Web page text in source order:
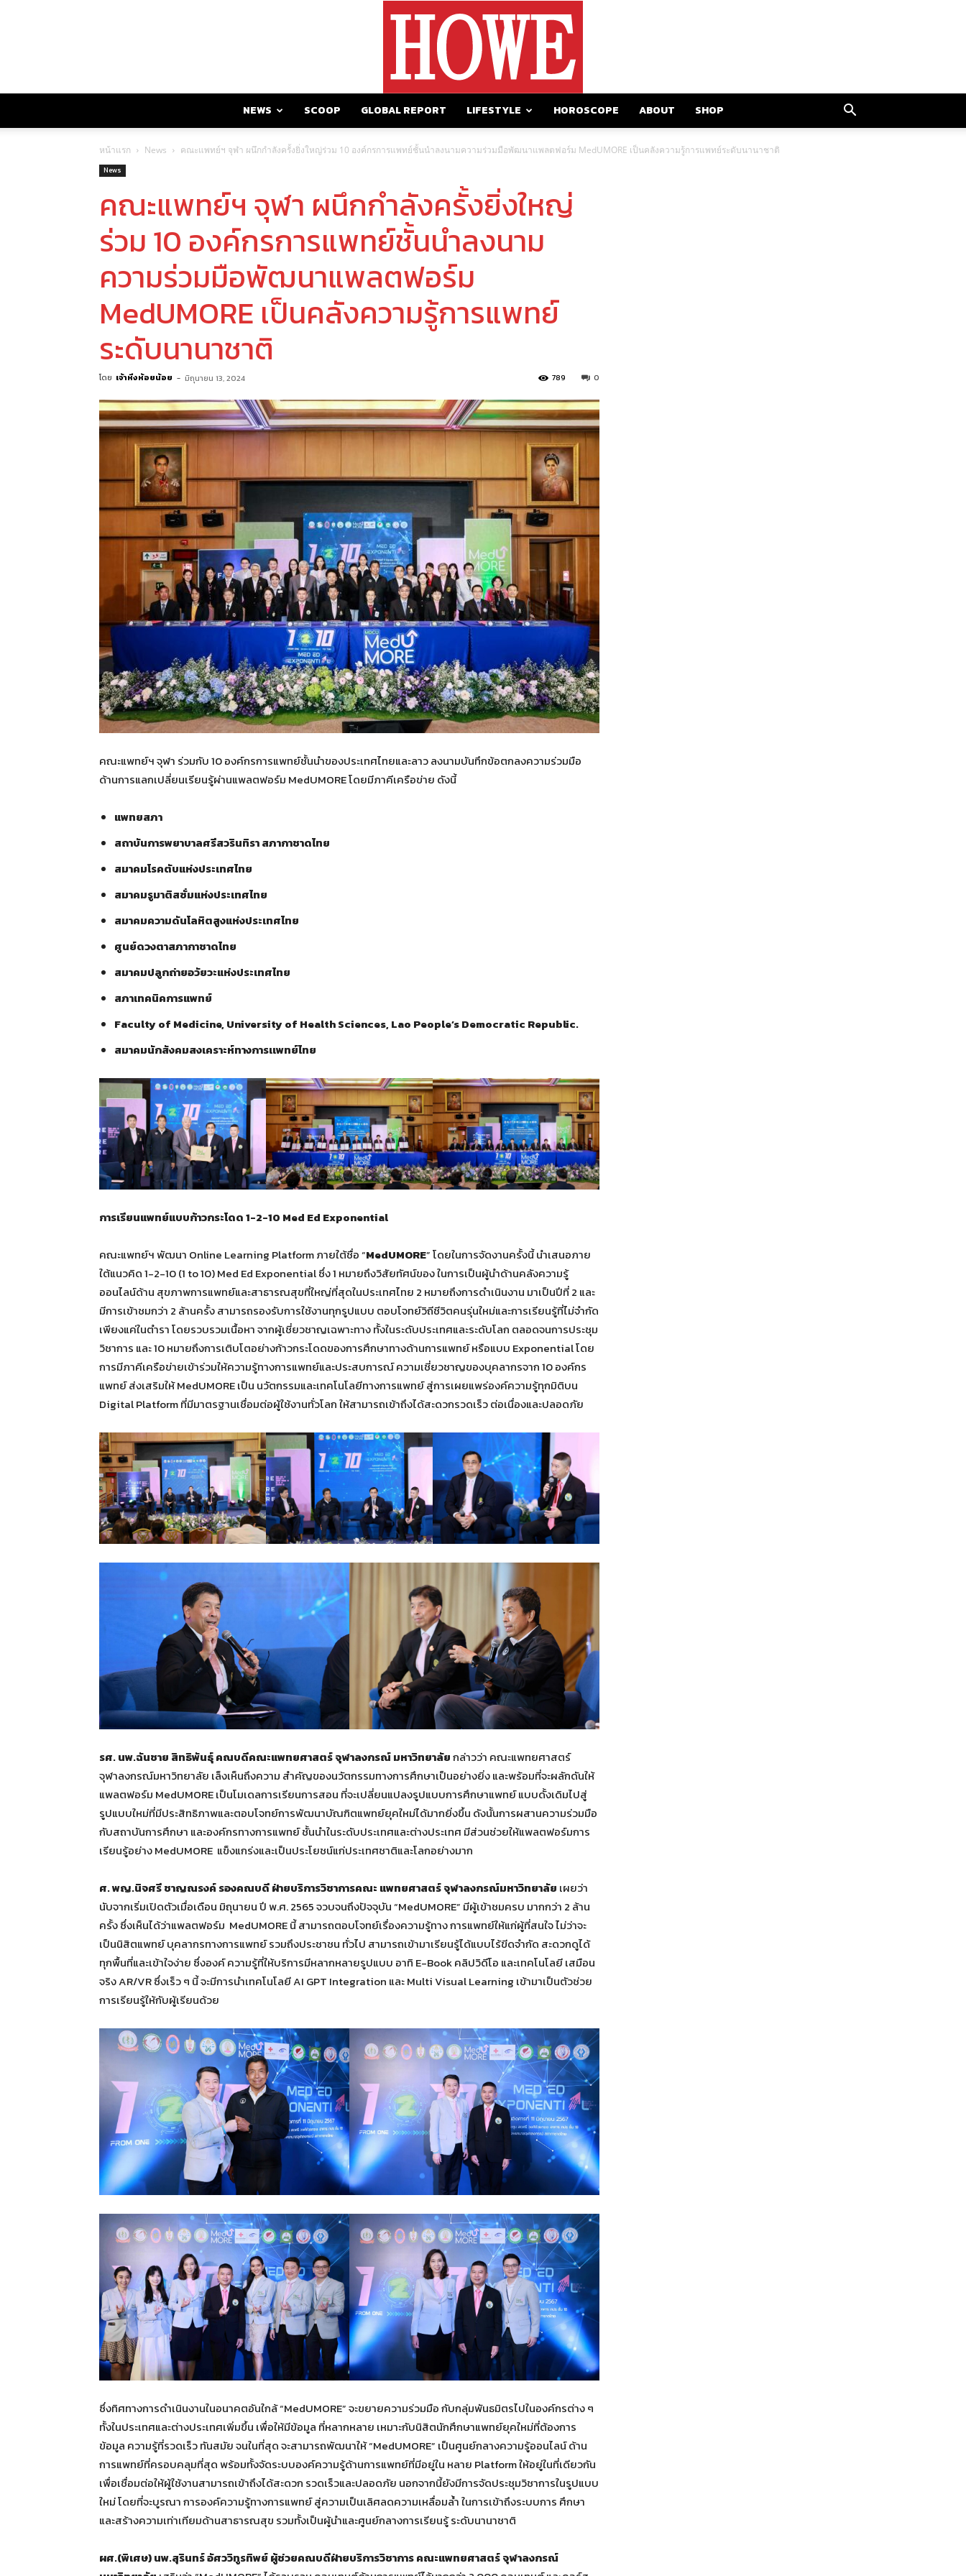
NEWS SCOOP GLOBAL REPORT LIFESTYLE HOROSCOPE ABOUT SHOP
หน้าแรก News คณะแพทย์ฯ จุฬา ผนึกกําลังครั้งยิ่งใหญ่ร่วม 10 องค์กรการแพทย์ชั้นนำลงนามความร่วมมือพัฒนาแพลตฟอร์ม MedUMORE เป็นคลังความรู้การแพทย์ระดับนานาชาติ
News
คณะแพทย์ฯ จุฬา ผนึกกําลังครั้งยิ่งใหญ่
ร่วม 10 องค์กรการแพทย์ชั้นนำลงนาม
ความร่วมมือพัฒนาแพลตฟอร์ม
MedUMORE เป็นคลังความรู้การแพทย์
ระดับนานาชาติ
โดย เจ้าหิ่งห้อยน้อย - มิถุนายน 13, 2024 0
789
คณะแพทย์ฯ จุฬา ร่วมกับ 10 องค์กรการแพทย์ชั้นนำของประเทศไทยและลาว ลงนามบันทึกข้อตกลงความร่วมมือ
ด้านการแลกเปลี่ยนเรียนรู้ผ่านแพลตฟอร์ม MedUMORE โดยมีภาคีเครือข่าย ดังนี้
แพทยสภา
สถาบันการพยาบาลศรีสวรินทิรา สภากาชาดไทย
สมาคมโรคตับแห่งประเทศไทย
สมาคมรูมาติสซั่มแห่งประเทศไทย
สมาคมความดันโลหิตสูงแห่งประเทศไทย
ศูนย์ดวงตาสภากาชาดไทย
สมาคมปลูกถ่ายอวัยวะแห่งประเทศไทย
สภาเทคนิคการแพทย์
Faculty of Medicine, University of Health Sciences, Lao People’s Democratic Republic.
สมาคมนักสังคมสงเคราะห์ทางการเเพทย์ไทย
การเรียนแพทย์แบบก้าวกระโดด 1-2-10 Med Ed Exponential
คณะแพทย์ฯ พัฒนา Online Learning Platform ภายใต้ชื่อ “MedUMORE” โดยในการจัดงานครั้งนี้ นำเสนอภาย
ใต้แนวคิด 1-2-10 (1 to 10) Med Ed Exponential ซึ่ง 1 หมายถึงวิสัยทัศน์ของ ในการเป็นผู้นำด้านคลังความรู้
ออนไลน์ด้าน สุขภาพการแพทย์และสาธารณสุขที่ใหญ่ที่สุดในประเทศไทย 2 หมายถึงการดำเนินงาน มาเป็นปีที่ 2 และ
มีการเข้าชมกว่า 2 ล้านครั้ง สามารถรองรับการใช้งานทุกรูปแบบ ตอบโจทย์วิถีชีวิตคนรุ่นใหม่และการเรียนรู้ที่ไม่จำกัด
เพียงแค่ในตำรา โดยรวบรวมเนื้อหา จากผู้เชี่ยวชาญเฉพาะทาง ทั้งในระดับประเทศและระดับโลก ตลอดจนการประชุม
วิชาการ และ 10 หมายถึงการเติบโตอย่างก้าวกระโดดของการศึกษาทางด้านการแพทย์ หรือแบบ Exponential โดย
การมีภาคีเครือข่ายเข้าร่วมให้ความรู้ทางการแพทย์และประสบการณ์ ความเชี่ยวชาญของบุคลากรจาก 10 องค์กร
แพทย์ ส่งเสริมให้ MedUMORE เป็น นวัตกรรมและเทคโนโลยีทางการแพทย์ สู่การเผยแพร่องค์ความรู้ทุกมิติบน
Digital Platform ที่มีมาตรฐานเชื่อมต่อผู้ใช้งานทั่วโลก ให้สามารถเข้าถึงได้สะดวกรวดเร็ว ต่อเนื่องและปลอดภัย
รศ. นพ.ฉันชาย สิทธิพันธุ์ คณบดีคณะแพทยศาสตร์ จุฬาลงกรณ์ มหาวิทยาลัยกล่าวว่า คณะแพทยศาสตร์
จุฬาลงกรณ์มหาวิทยาลัย เล็งเห็นถึงความ สำคัญของนวัตกรรมทางการศึกษาเป็นอย่างยิ่ง และพร้อมที่จะผลักดันให้
แพลตฟอร์ม MedUMORE เป็นโมเดลการเรียนการสอน ที่จะเปลี่ยนแปลงรูปแบบการศึกษาแพทย์ แบบดั้งเดิมไปสู่
รูปแบบใหม่ที่มีประสิทธิภาพและตอบโจทย์การพัฒนาบัณฑิตแพทย์ยุคใหม่ได้มากยิ่งขึ้น ดังนั้นการผสานความร่วมมือ
กับสถาบันการศึกษา และองค์กรทางการแพทย์ ชั้นนำในระดับประเทศและต่างประเทศ มีส่วนช่วยให้แพลตฟอร์มการ
เรียนรู้อย่าง MedUMORE แข็งแกร่งและเป็นประโยชน์แก่ประเทศชาติและโลกอย่างมาก
ศ. พญ.นิจศรี ชาญณรงค์ รองคณบดี ฝ่ายบริการวิชาการคณะ แพทยศาสตร์ จุฬาลงกรณ์มหาวิทยาลัย เผยว่า
นับจากเริ่มเปิดตัวเมื่อเดือน มิถุนายน ปี พ.ศ. 2565 จวบจนถึงปัจจุบัน “MedUMORE” มีผู้เข้าชมครบ มากกว่า 2 ล้าน
ครั้ง ซึ่งเห็นได้ว่าแพลตฟอร์ม MedUMORE นี้ สามารถตอบโจทย์เรื่องความรู้ทาง การแพทย์ให้แก่ผู้ที่สนใจ ไม่ว่าจะ
เป็นนิสิตแพทย์ บุคลากรทางการแพทย์ รวมถึงประชาชน ทั่วไป สามารถเข้ามาเรียนรู้ได้แบบไร้ขีดจำกัด สะดวกดูได้
ทุกพื้นที่และเข้าใจง่าย ซึ่งองค์ ความรู้ที่ให้บริการมีหลากหลายรูปแบบ อาทิ E-Book คลิปวิดีโอ และเทคโนโลยี เสมือน
จริง AR/VR ซึ่งเร็ว ๆ นี้ จะมีการนำเทคโนโลยี AI GPT Integration และ Multi Visual Learning เข้ามาเป็นตัวช่วย
การเรียนรู้ให้กับผู้เรียนด้วย
ซึ่งทิศทางการดำเนินงานในอนาคตอันใกล้ “MedUMORE” จะขยายความร่วมมือ กับกลุ่มพันธมิตรไปในองค์กรต่าง ๆ
ทั้งในประเทศและต่างประเทศเพิ่มขึ้น เพื่อให้มีข้อมูล ที่หลากหลาย เหมาะกับนิสิตนักศึกษาแพทย์ยุคใหม่ที่ต้องการ
ข้อมูล ความรู้ที่รวดเร็ว ทันสมัย จนในที่สุด จะสามารถพัฒนาให้ “MedUMORE” เป็นศูนย์กลางความรู้ออนไลน์ ด้าน
การแพทย์ที่ครอบคลุมที่สุด พร้อมทั้งจัดระบบองค์ความรู้ด้านการแพทย์ที่มีอยู่ใน หลาย Platform ให้อยู่ในที่เดียวกัน
เพื่อเชื่อมต่อให้ผู้ใช้งานสามารถเข้าถึงได้สะดวก รวดเร็วและปลอดภัย นอกจากนี้ยังมีการจัดประชุมวิชาการในรูปแบบ
ใหม่ โดยที่จะบูรณา การองค์ความรู้ทางการแพทย์ สู่ความเป็นเลิศลดความเหลื่อมล้ำ ในการเข้าถึงระบบการ ศึกษา
และสร้างความเท่าเทียมด้านสาธารณสุข รวมทั้งเป็นผู้นำและศูนย์กลางการเรียนรู้ ระดับนานาชาติ
ผศ.(พิเศษ) นพ.สุรินทร์ อัศววิทูรทิพย์ ผู้ช่วยคณบดีฝ่ายบริการวิชาการ คณะแพทยศาสตร์ จุฬาลงกรณ์